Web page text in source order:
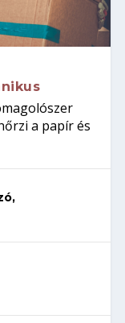
a papír és